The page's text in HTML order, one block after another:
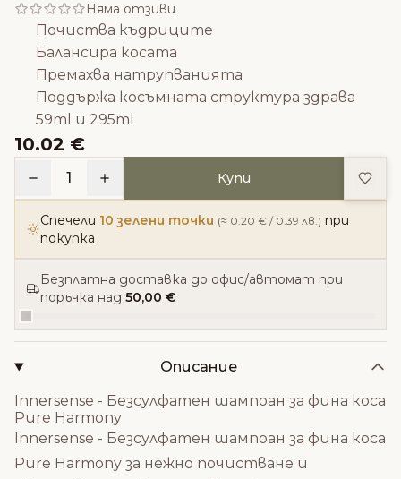
Няма отзиви
Почиства къдриците
Балансира косата
Премахва натрупванията
Поддържа косъмната структура здрава
59ml и 295ml
10.02 €
1 Купи
Спечели 10 зелени точки (≈ 0.20 € / 0.39 лв.) при
покупка
Безплатна доставка до офис/автомат при
поръчка над 50,00 €
Описание
Innersense - Безсулфатен шампоан за фина коса
Pure Harmony
Innersense - Безсулфатен шампоан за фина коса
Pure Harmony за нежно почистване и